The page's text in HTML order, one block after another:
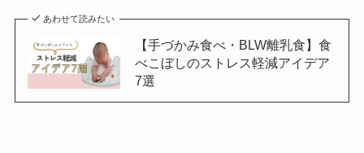
あわせて読みたい
【手づかみ食べ・BLW離乳食】食
べこぼしのストレス軽減アイデア
7選